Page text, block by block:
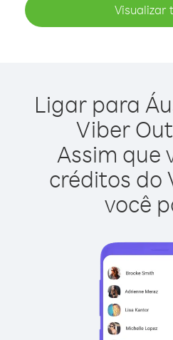
Visualizar
Ligar para
Viber
Assim que
créditos do
você